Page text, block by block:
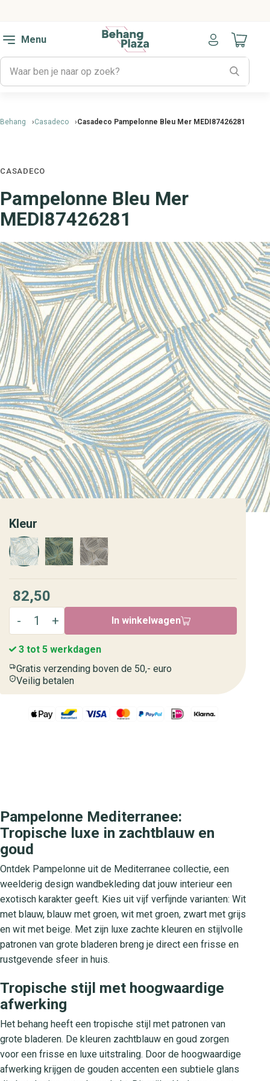
Menu
Naar
Behang Casadeco Casadeco Pampelonne Bleu Mer MEDI87426281
CASADECO
Pampelonne Bleu Mer
MEDI87426281
Kleur
82,50
In winkelwagen
3 tot 5 werkdagen
Gratis verzending boven de 50,- euro
Veilig betalen
Pampelonne Mediterranee:
Tropische luxe in zachtblauw en
goud
Ontdek Pampelonne uit de Mediterranee collectie, een
weelderig design wandbekleding dat jouw interieur een
exotisch karakter geeft. Kies uit vijf verfijnde varianten: Wit
met blauw, blauw met groen, wit met groen, zwart met grijs
en wit met beige. Met zijn luxe zachte kleuren en stijlvolle
patronen van grote bladeren breng je direct een frisse en
rustgevende sfeer in huis.
Tropische stijl met hoogwaardige
afwerking
Het behang heeft een tropische stijl met patronen van
grote bladeren. De kleuren zachtblauw en goud zorgen
voor een frisse en luxe uitstraling. Door de hoogwaardige
afwerking krijgen de gouden accenten een subtiele glans